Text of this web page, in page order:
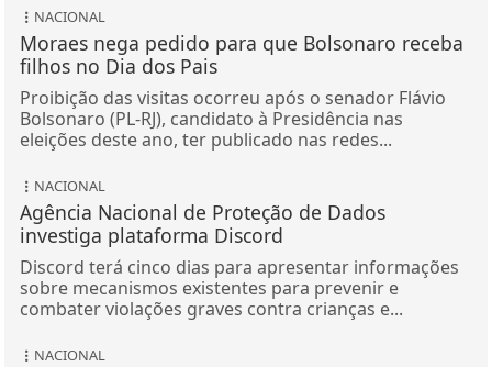
NACIONAL
Moraes nega pedido para que Bolsonaro receba
filhos no Dia dos Pais
Proibição das visitas ocorreu após o senador Flávio
Bolsonaro (PL-RJ), candidato à Presidência nas
eleições deste ano, ter publicado nas redes...
NACIONAL
Agência Nacional de Proteção de Dados
investiga plataforma Discord
Discord terá cinco dias para apresentar informações
sobre mecanismos existentes para prevenir e
combater violações graves contra crianças e...
NACIONAL